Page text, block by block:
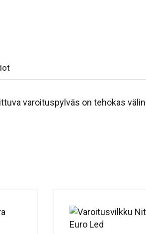
varoituspylväs on tehokas